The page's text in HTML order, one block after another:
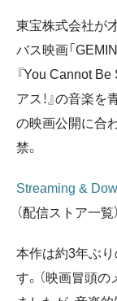
東宝株式会社が
バス映画「
『You Cannot Be
アス！』の音楽
の映画公開に合
禁。
Streaming &
（配信ストア一覧）
本作は約3年ぶ
す。（映画冒頭